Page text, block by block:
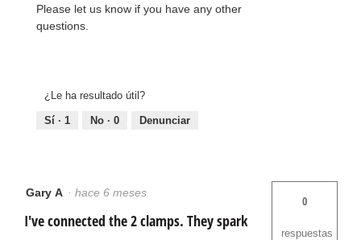
Please let us know if you have any other
questions.
¿Le ha resultado útil?
Sí · 1 No · 0 Denunciar
Gary A · hace 6 meses
I've connected the 2 clamps. They spark
0
respuestas